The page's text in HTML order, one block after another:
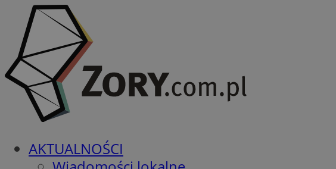
AKTUALNOŚCI